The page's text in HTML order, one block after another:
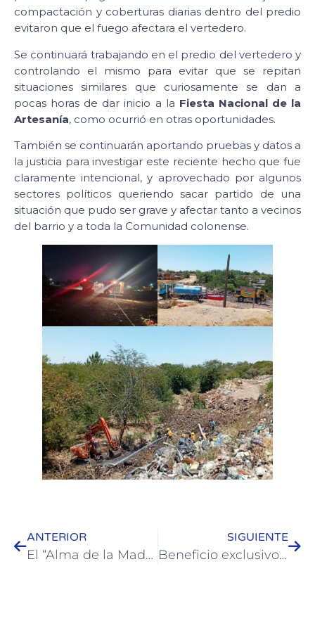
compactación y coberturas diarias dentro del predio
evitaron que el fuego afectara el vertedero.
Se continuará trabajando en el predio del vertedero y
controlando el mismo para evitar que se repitan
situaciones similares que curiosamente se dan a
pocas horas de dar inicio a la Fiesta Nacional de la
Artesanía, como ocurrió en otras oportunidades.
También se continuarán aportando pruebas y datos a
la justicia para investigar este reciente hecho que fue
claramente intencional, y aprovechado por algunos
sectores políticos queriendo sacar partido de una
situación que pudo ser grave y afectar tanto a vecinos
del barrio y a toda la Comunidad colonense.
ANTERIOR
El “Alma de la Madera”: se cumplen 20 años del Patio de Tallistas en la Fiesta Nacional de la Artesanía
SIGUIENTE
Beneficio exclusivo para ciudadanos uruguayos en la 41° Fiesta Nacional de la Artesanía